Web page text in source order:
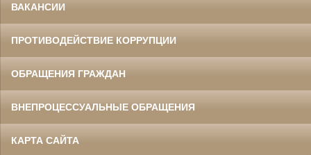
ВАКАНСИИ
ПРОТИВОДЕЙСТВИЕ КОРРУПЦИИ
ОБРАЩЕНИЯ ГРАЖДАН
ВНЕПРОЦЕССУАЛЬНЫЕ ОБРАЩЕНИЯ
КАРТА САЙТА